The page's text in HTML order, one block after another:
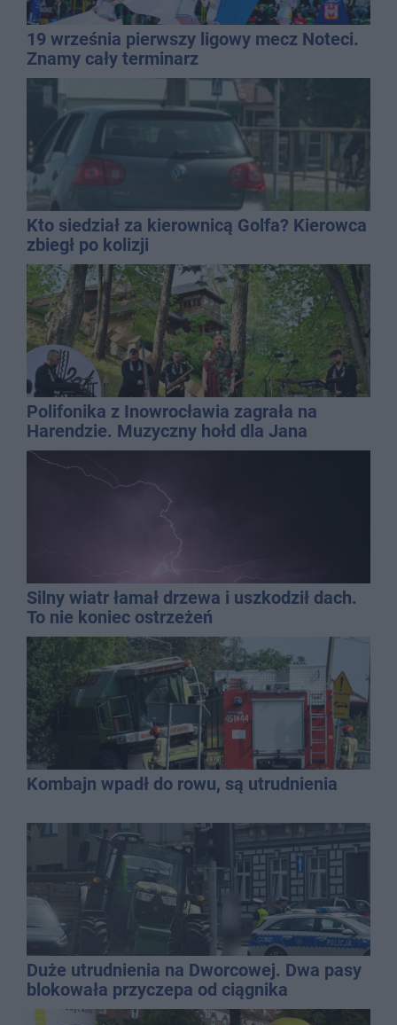
19 września pierwszy ligowy mecz Noteci.
Znamy cały terminarz
Kto siedział za kierownicą Golfa? Kierowca
zbiegł po kolizji
Polifonika z Inowrocławia zagrała na
Harendzie. Muzyczny hołd dla Jana
Kasprowicza
Silny wiatr łamał drzewa i uszkodził dach.
To nie koniec ostrzeżeń
Kombajn wpadł do rowu, są utrudnienia
Duże utrudnienia na Dworcowej. Dwa pasy
blokowała przyczepa od ciągnika